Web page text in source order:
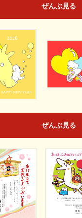
ぜんぶ見る
ぜんぶ見る